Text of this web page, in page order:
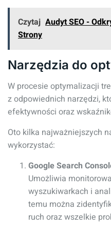
Czytaj Audyt SEO -
Strony
Narzędzia do
W procesie optymalizacji
z odpowiednich narzędzi,
efektywności oraz
Oto kilka najważniejszych
wykorzystać:
Google Search
Umożliwia
wyszukiwarkach i
temu można
ruch oraz wszelkie